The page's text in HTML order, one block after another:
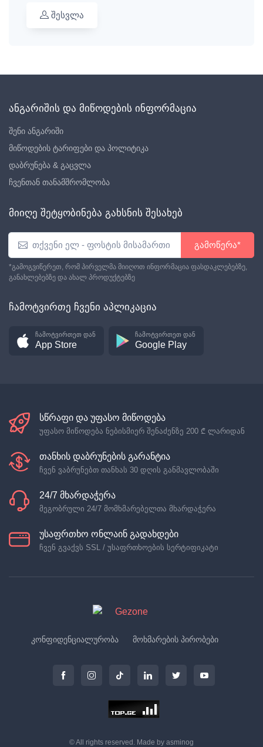
შესვლა
ანგარიშის და მიწოდების ინფორმაცია
შენი ანგარიში
მიწოდების ტარიფები და პოლიტიკა
დაბრუნება & გაცვლა
ჩვენთან თანამშრომლობა
მიიღე შეტყობინება გახსნის შესახებ
გამოწერა*
*გამოგვიწერეთ, რომ პირველმა მიიღოთ ინფორმაცია ფასდაკლებებზე,
განახლებებზე და ახალ პროდუქტებზე
ჩამოტვირთე ჩვენი აპლიკაცია
ჩამოტვირთეთ დან
App Store
ჩამოტვირთეთ დან
Google Play
სწრაფი და უფასო მიწოდება
უფასო მიწოდება ნებისმიერ შენაძენზე 200 ₾ ლარიდან
თანხის დაბრუნების გარანტია
ჩვენ ვაბრუნებთ თანხას 30 დღის განმავლობაში
24/7 მხარდაჭერა
მეგობრული 24/7 მომხმარებელთა მხარდაჭერა
უსაფრთხო ონლაინ გადახდები
ჩვენ გვაქვს SSL / უსაფრთხოების სერტიფიკატი
კონფიდენციალურობა მოხმარების პირობები
© All rights reserved. Made by asminog